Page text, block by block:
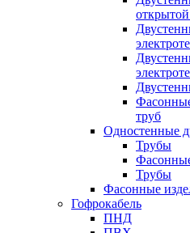
труб
Одностенные
Трубы
Трубы
Фасонные
Гофрокабель
ПНД